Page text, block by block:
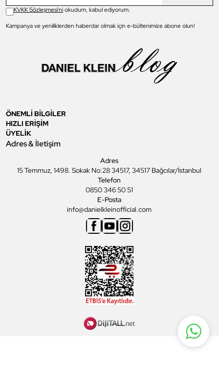
KVKK Sözleşmesi'niokudum, kabul ediyorum.
Kampanya ve yeniliklerden haberdar olmak için e-bültenimize abone olun!
ÖNEMLİ BİLGİLER
HIZLI ERİŞİM
ÜYELİK
Adres & İletişim
Adres
15 Temmuz, 1498. Sokak No:28 34517, 34517 Bağcılar/İstanbul
Telefon
0850 346 50 51
E-Posta
info@danielkleinofficial.com
Facebook
YoutubeInstagram